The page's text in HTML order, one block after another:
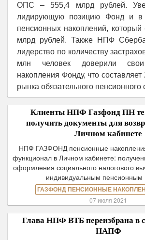
ОПС – 555,4 млрд рублей.
лидирующую позицию Фонд и в
пенсионных накоплений, который
млрд рублей. Также НПФ
лидерство по количеству
млн человек доверили
накопления Фонду, что
рынка обязательного пенсионного
Клиенты НПФ Газфонд ПН
получить документы для
Личном кабинете
НПФ ГАЗФОНД пенсионные
функционал в Личном кабинете:
оформления социального налогового
индивидуальным пенсионным
ГАЗФОНД ПЕНСИОННЫЕ
07 июля 2021
Глава НПФ ВТБ переизбрана в
НАПФ